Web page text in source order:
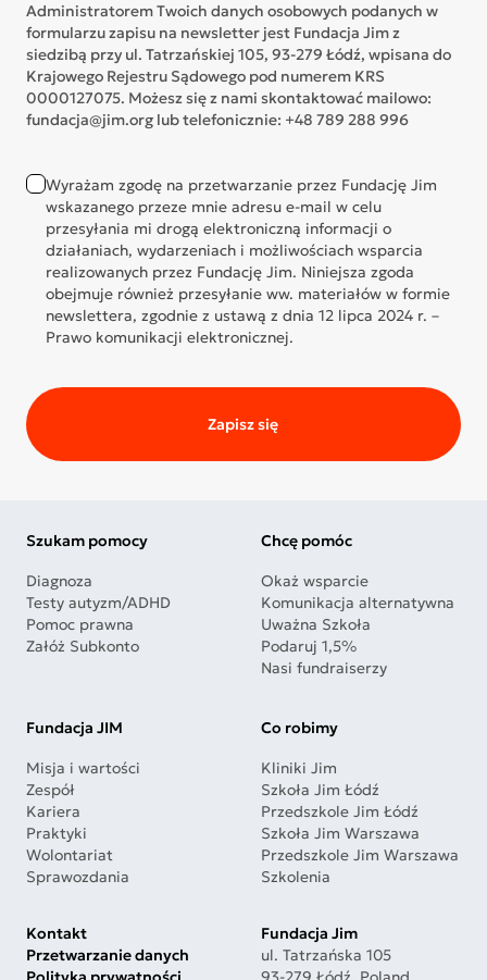
Administratorem Twoich danych osobowych podanych w
formularzu zapisu na newsletter jest Fundacja Jim z
siedzibą przy ul. Tatrzańskiej 105, 93-279 Łódź, wpisana do
Krajowego Rejestru Sądowego pod numerem KRS
0000127075. Możesz się z nami skontaktować mailowo:
fundacja@jim.org lub telefonicznie: +48 789 288 996
Wyrażam zgodę na przetwarzanie przez Fundację Jim
wskazanego przeze mnie adresu e-mail w celu
przesyłania mi drogą elektroniczną informacji o
działaniach, wydarzeniach i możliwościach wsparcia
realizowanych przez Fundację Jim. Niniejsza zgoda
obejmuje również przesyłanie ww. materiałów w formie
newslettera, zgodnie z ustawą z dnia 12 lipca 2024 r. –
Prawo komunikacji elektronicznej.
Zapisz się
Szukam pomocy
Diagnoza
Testy autyzm/ADHD
Pomoc prawna
Załóż Subkonto
Chcę pomóc
Okaż wsparcie
Komunikacja alternatywna
Uważna Szkoła
Podaruj 1,5%
Nasi fundraiserzy
Fundacja JIM
Misja i wartości
Zespół
Kariera
Praktyki
Wolontariat
Sprawozdania
Co robimy
Kliniki Jim
Szkoła Jim Łódź
Przedszkole Jim Łódź
Szkoła Jim Warszawa
Przedszkole Jim Warszawa
Szkolenia
Kontakt
Przetwarzanie danych
Fundacja Jim
ul. Tatrzańska 105